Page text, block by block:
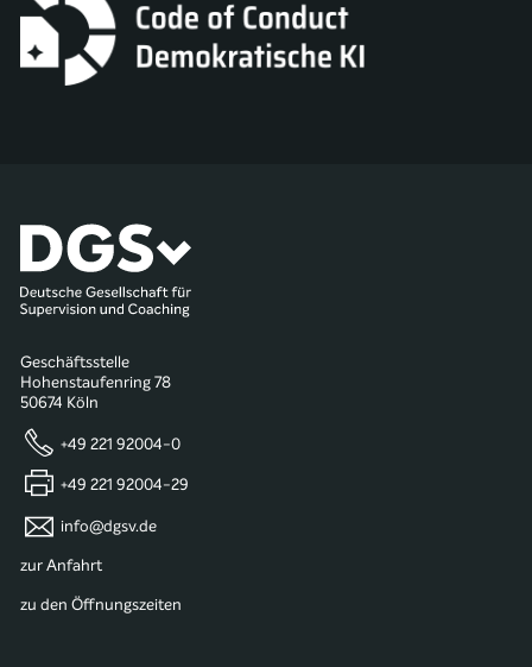
Geschäftsstelle
Hohenstaufenring 78
50674 Köln
+49 221 92004-0
+49 221 92004-29
info@dgsv.de
zur Anfahrt
zu den Öffnungszeiten